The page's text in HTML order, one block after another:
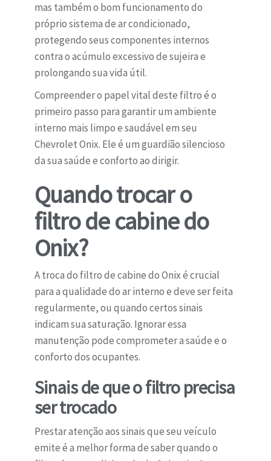
mas também o bom funcionamento do
próprio sistema de ar condicionado,
protegendo seus componentes internos
contra o acúmulo excessivo de sujeira e
prolongando sua vida útil.
Compreender o papel vital deste filtro é o
primeiro passo para garantir um ambiente
interno mais limpo e saudável em seu
Chevrolet Onix. Ele é um guardião silencioso
da sua saúde e conforto ao dirigir.
Quando trocar o
filtro de cabine do
Onix?
A troca do filtro de cabine do Onix é crucial
para a qualidade do ar interno e deve ser feita
regularmente, ou quando certos sinais
indicam sua saturação. Ignorar essa
manutenção pode comprometer a saúde e o
conforto dos ocupantes.
Sinais de que o filtro precisa
ser trocado
Prestar atenção aos sinais que seu veículo
emite é a melhor forma de saber quando o